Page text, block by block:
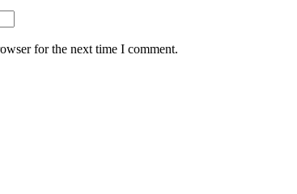
for the next time I comment.